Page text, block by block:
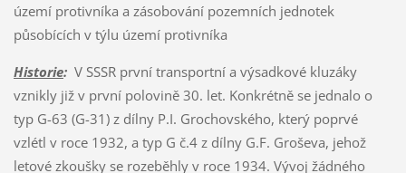
území protivníka a zásobování pozemních jednotek
působících v týlu území protivníka
Historie:V SSSR první transportní a výsadkové kluzáky
vznikly již v první polovině 30. let. Konkrétně se jednalo o
typ G-63 (G-31) z dílny P.I. Grochovského, který poprvé
vzlétl v roce 1932, a typ G č.4 z dílny G.F. Groševa, jehož
letové zkoušky se rozeběhly v roce 1934. Vývoj žádného